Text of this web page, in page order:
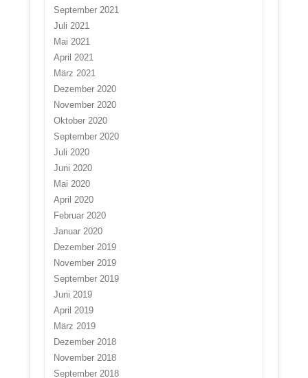
September 2021
Juli 2021
Mai 2021
April 2021
März 2021
Dezember 2020
November 2020
Oktober 2020
September 2020
Juli 2020
Juni 2020
Mai 2020
April 2020
Februar 2020
Januar 2020
Dezember 2019
November 2019
September 2019
Juni 2019
April 2019
März 2019
Dezember 2018
November 2018
September 2018